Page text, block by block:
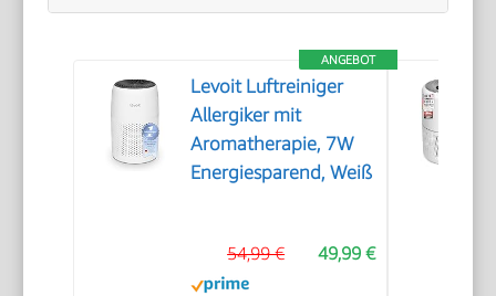
ANGEBOT
Levoit Luftreiniger
Allergiker mit
Aromatherapie, 7W
Energiesparend, Weiß
49,99 €
54,99 €